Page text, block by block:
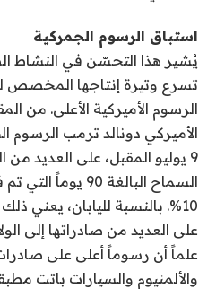
استباق الرسوم الجمركية
يُشير هذا التحسّن في النشاط
تسرع وتيرة إنتاجها
الرسوم الأميركية الأعلى. من
الأميركي دونالد ترمب الرسوم
9 يوليو المقبل، على العديد من
السماح البالغة 90
على العديد من صادراتها إلى
علماً أن رسوماً أعلى على
والألمنيوم والسيارات باتت